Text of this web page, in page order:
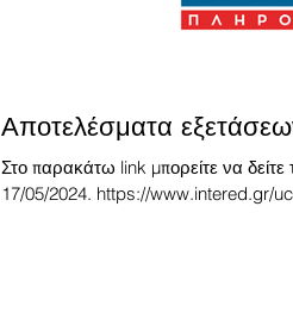
Αποτελέσματα
Στο παρακάτω link μπορείτε να
17/05/2024. https://www.intered.gr/